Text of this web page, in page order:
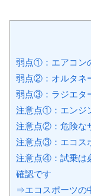
弱点①：エアコン
弱点②：オルタネ
弱点③：ラジエタ
注意点①：エンジ
注意点②：危険な
注意点③：エコス
注意点④：試乗は
確認です
⇒エコスポーツの